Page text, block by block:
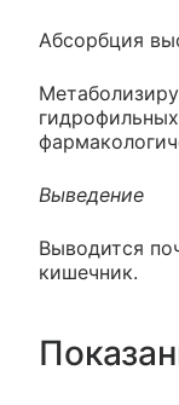
Абсорбция
Выведение
Выводится
кишечник.